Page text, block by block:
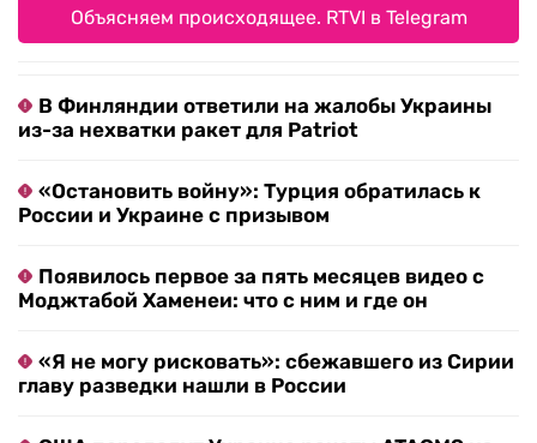
Объясняем происходящее. RTVI в Telegram
В Финляндии ответили на жалобы Украины
из-за нехватки ракет для Patriot
«Остановить войну»: Турция обратилась к
России и Украине с призывом
Появилось первое за пять месяцев видео с
Моджтабой Хаменеи: что с ним и где он
«Я не могу рисковать»: сбежавшего из Сирии
главу разведки нашли в России